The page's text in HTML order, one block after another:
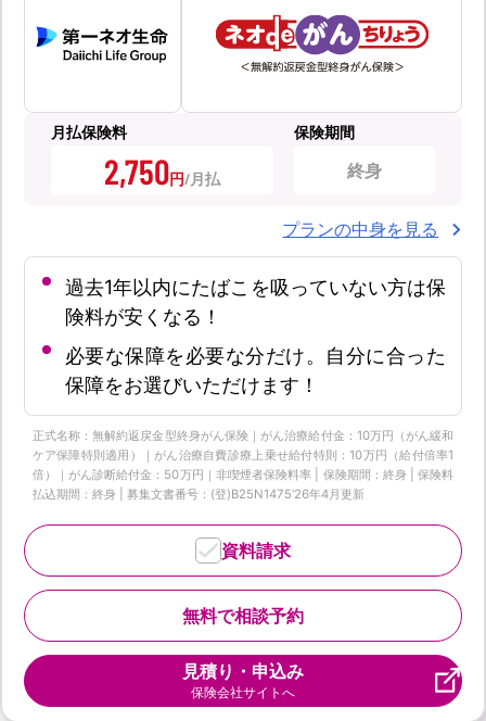
月払保険料
2,750円
保険期間
終身
プランの中身を見る
過去1年以内にたばこを吸っていない方は保
険料が安くなる！
必要な保障を必要な分だけ。自分に合った
保障をお選びいただけます！
正式名称：無解約返戻金型終身がん保険｜がん治療給付金：10万円（がん緩和
ケア保障特則適用）｜がん治療自費診療上乗せ給付特則：10万円（給付倍率1
倍）｜がん診断給付金：50万円｜非喫煙者保険料率 | 保険期間：終身 | 保険料
払込期間：終身 | 募集文書番号：(登)B25N1475‘26年4月更新
無料で相談予約
資料請求
見積り・申込み
保険会社サイトへ